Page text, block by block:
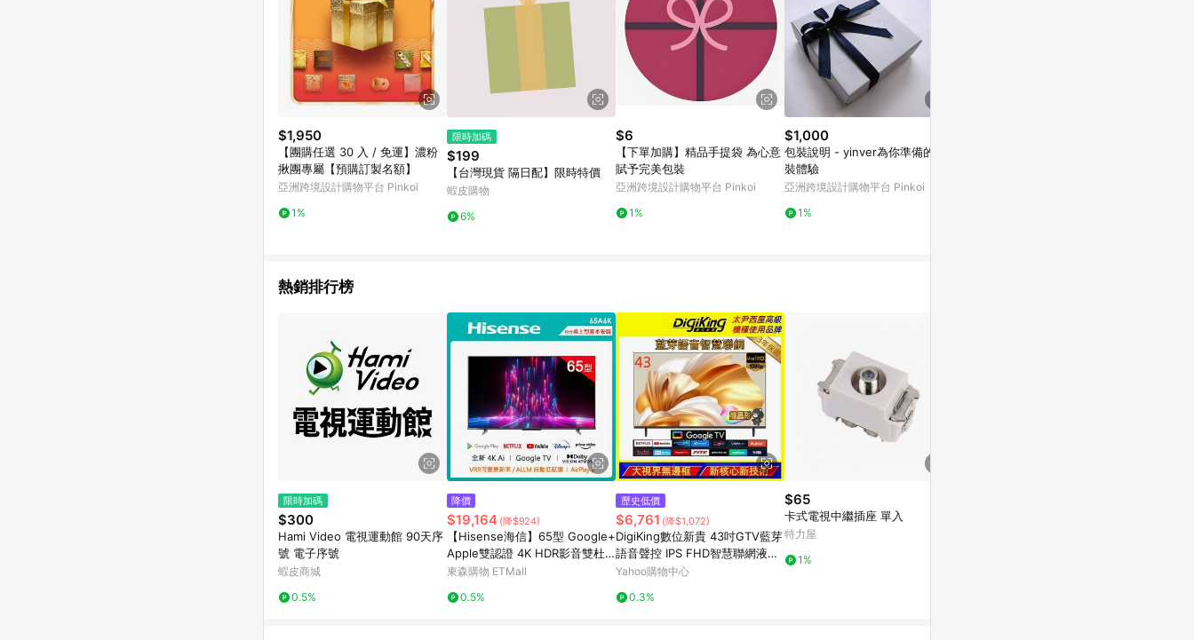
$1,950
【團購任選 30 入 / 免運】濃粉
揪團專屬【預購訂製名額】
亞洲跨境設計購物平台 Pinkoi
1%
限時加碼
$199
【台灣現貨 隔日配】限時特價
蝦皮購物
6%
$6
【下單加購】精品手提袋 為心意
賦予完美包裝
亞洲跨境設計購物平台 Pinkoi
1%
$1,000
包裝說明 - yinver為你準備的包
裝體驗
亞洲跨境設計購物平台 Pinkoi
1%
熱銷排行榜
限時加碼
$300
Hami Video 電視運動館 90天序
號 電子序號
蝦皮商城
0.5%
降價
$19,164 (降$924)
【Hisense海信】65型 Google+
Apple雙認證 4K HDR影音雙杜
比連網液晶顯示器(65A6K)
東森購物 ETMall
0.5%
歷史低價
$6,761 (降$1,072)
DigiKing數位新貴 43吋GTV藍芽
語音聲控 IPS FHD智慧聯網液晶
顯示器電視 DK-G43FM33
Yahoo購物中心
0.3%
$65
卡式電視中繼插座 單入
特力屋
1%